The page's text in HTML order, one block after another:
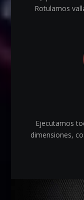
Rotulamos
Ejecutamos
dimensiones,